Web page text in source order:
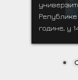
2026.